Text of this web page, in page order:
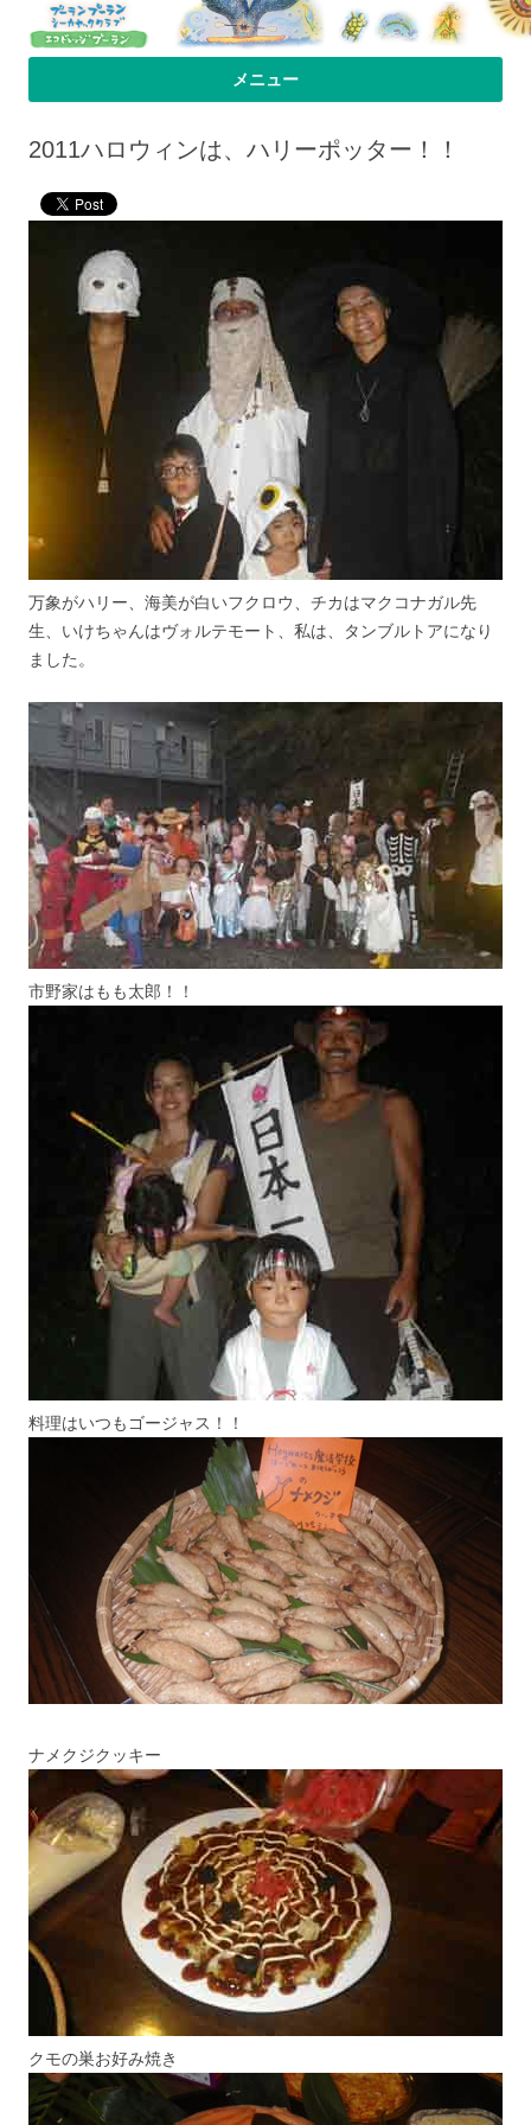
プーラン・プーラン｜小笠原父島 シ
ーカヤック 宿
小笠原父島のシーカヤックスクール＆ツアー「プーランプーランシーカ
ヤッククラブ」、森のコテージのお宿の「プーランビレッジ」のHPへよ
メニュー
2011ハロウィンは、ハリーポッター！！
万象がハリー、海美が白いフクロウ、チカはマクコナガル先
生、いけちゃんはヴォルテモート、私は、タンブルトアになり
ました。
市野家はもも太郎！！
料理はいつもゴージャス！！
ナメクジクッキー
クモの巣お好み焼き